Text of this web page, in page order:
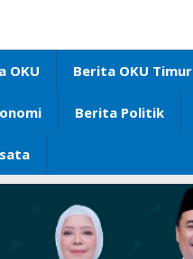
OKU Berita OKU Timur
Berita Politik